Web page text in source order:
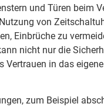
und Türen beim
von
Einbrüche zu
nicht nur die
Vertrauen in das
zum Beispiel